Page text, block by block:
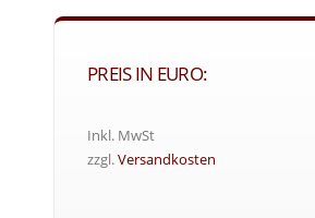
PREIS IN EURO:
Inkl. MwSt
zzgl.Versandkosten